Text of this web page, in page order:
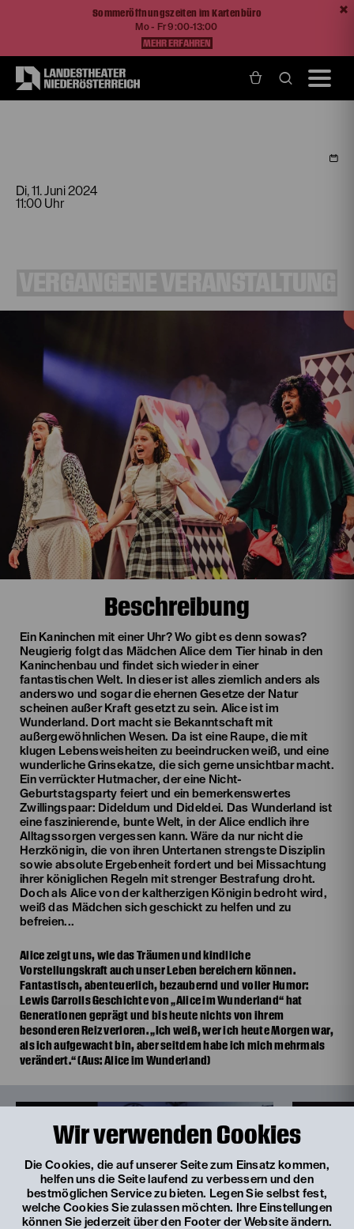
Wir verwenden Cookies
Die Cookies, die auf unserer Seite zum Einsatz kommen,
helfen uns die Seite laufend zu verbessern und den
bestmöglichen Service zu bieten. Legen Sie selbst fest,
welche Cookies Sie zulassen möchten. Ihre Einstellungen
können Sie jederzeit über den Footer der Website ändern.
Sommeröffnungszeiten im Kartenbüro
Mo - Fr 9:00-13:00
MEHR ERFAHREN
Di, 11. Juni2024
11:00 Uhr
Beschreibung
Ein Kaninchen mit einer Uhr? Wo gibt es denn sowas?
Neugierig folgt das Mädchen Alice dem Tier hinab in den
Kaninchenbau und findet sich wieder in einer
fantastischen Welt. In dieser ist alles ziemlich anders als
anderswo und sogar die ehernen Gesetze der Natur
scheinen außer Kraft gesetzt zu sein. Alice ist im
Wunderland. Dort macht sie Bekanntschaft mit
außergewöhnlichen Wesen. Da ist eine Raupe, die mit
klugen Lebensweisheiten zu beeindrucken weiß, und eine
wunderliche Grinsekatze, die sich gerne unsichtbar macht.
Ein verrückter Hutmacher, der eine Nicht-
Geburtstagsparty feiert und ein bemerkenswertes
Zwillingspaar: Dideldum und Dideldei. Das Wunderland ist
eine faszinierende, bunte Welt, in der Alice endlich ihre
Alltagssorgen vergessen kann. Wäre da nur nicht die
Herzkönigin, die von ihren Untertanen strengste Disziplin
sowie absolute Ergebenheit fordert und bei Missachtung
ihrer königlichen Regeln mit strenger Bestrafung droht.
Doch als Alice von der kaltherzigen Königin bedroht wird,
weiß das Mädchen sich geschickt zu helfen und zu
befreien...
Alice zeigt uns, wie das Träumen und kindliche
Vorstellungskraft auch unser Leben bereichern können.
Fantastisch, abenteuerlich, bezaubernd und voller Humor:
Lewis Carrolls Geschichte von „Alice im Wunderland“ hat
Generationen geprägt und bis heute nichts von ihrem
besonderen Reiz verloren. „Ich weiß, wer ich heute Morgen war,
als ich aufgewacht bin, aber seitdem habe ich mich mehrmals
verändert.“ (Aus: Alice im Wunderland)